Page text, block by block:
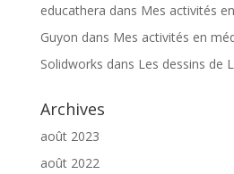
educathera dans Mes activités
Guyon dans Mes activités en
Solidworks dans Les dessins de
Archives
août 2023
août 2022